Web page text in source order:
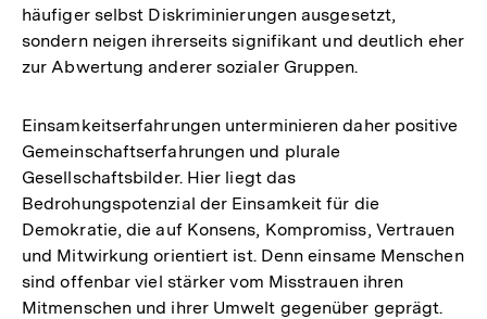
häufiger selbst Diskriminierungen ausgesetzt,
sondern neigen ihrerseits signifikant und deutlich eher
zur Abwertung anderer sozialer Gruppen.
Einsamkeitserfahrungen unterminieren daher positive
Gemeinschaftserfahrungen und plurale
Gesellschaftsbilder. Hier liegt das
Bedrohungspotenzial der Einsamkeit für die
Demokratie, die auf Konsens, Kompromiss, Vertrauen
und Mitwirkung orientiert ist. Denn einsame Menschen
sind offenbar viel stärker vom Misstrauen ihren
Mitmenschen und ihrer Umwelt gegenüber geprägt.